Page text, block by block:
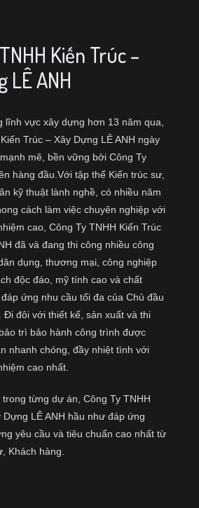
Kiến Trúc –
LÊ ANH
lĩnh vực xây dựng hơn 13 năm qua,
Trúc – Xây Dựng LÊ ANH ngày
mẽ, bền vững bởi Công Ty
hàng đầu.Với tập thể Kiến trúc sư,
kỹ thuật lành nghề, có nhiều năm
cách làm việc chuyên nghiệp với
cao, Công Ty TNHH Kiến Trúc
đã và đang thi công nhiều công
dụng, thương mại, công nghiệp
độc đáo, mỹ tính cao và chất
ứng nhu cầu tối đa của Chủ đầu
Đi đôi với thiết kế, sản xuất và thi
trì bảo hành công trình được
nhanh chóng, đầy nhiệt tình với
cao nhất.
từng dự án, Công Ty TNHH
Dựng LÊ ANH hầu như đáp ứng
yêu cầu và tiêu chuẩn cao nhất từ
Khách hàng.